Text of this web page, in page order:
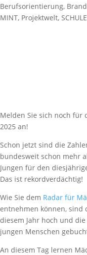
Berufsorientierung,
MINT, Projektwelt,
Melden Sie sich noch für
2025 an!
Schon jetzt sind die
bundesweit schon mehr
Jungen für den
Das ist rekordverdächtig!
Wie Sie dem Radar für
entnehmen können, sind
diesem Jahr hoch und
jungen Menschen
An diesem Tag lernen